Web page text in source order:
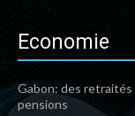
Economie
Gabon: des
pensions